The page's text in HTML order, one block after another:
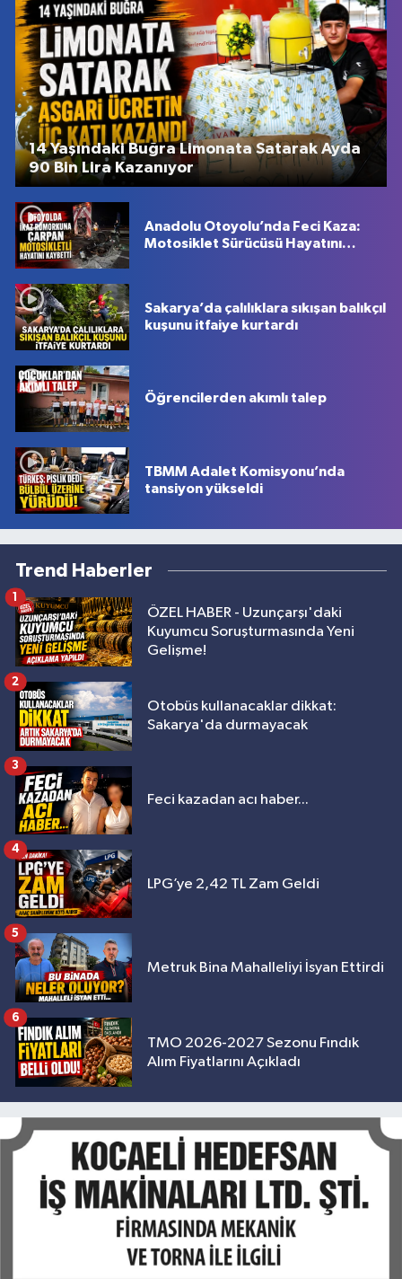
14 Yaşındaki Buğra Limonata Satarak Ayda
90 Bin Lira Kazanıyor
Anadolu Otoyolu’nda Feci Kaza:
Motosiklet Sürücüsü Hayatını
Sakarya’da çalılıklara sıkışan balıkçıl
kuşunu itfaiye kurtardı
Öğrencilerden akımlı talep
TBMM Adalet Komisyonu’nda
tansiyon yükseldi
Trend Haberler
ÖZEL HABER - Uzunçarşı'daki
Kuyumcu Soruşturmasında Yeni
Gelişme!
1
Otobüs kullanacaklar dikkat:
Sakarya'da durmayacak
2
Feci kazadan acı haber...
3
LPG’ye 2,42 TL Zam Geldi
4
Metruk Bina Mahalleliyi İsyan Ettirdi
5
TMO 2026-2027 Sezonu Fındık
Alım Fiyatlarını Açıkladı
6